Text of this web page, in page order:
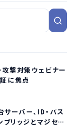
攻撃対策ウェビナー
に焦点
ーバー、ID・パス
リッジとマジセミ